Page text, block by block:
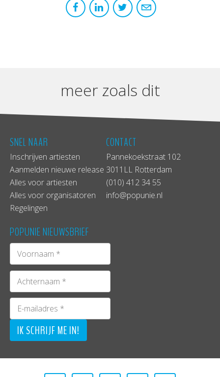
meer zoals dit
SNEL NAAR
Inschrijven artiesten
Aanmelden nieuwe release
Alles voor artiesten
Alles voor organisatoren
Regelingen
CONTACT
Pannekoekstraat 102
3011LL Rotterdam
(010) 412 34 55
info@popunie.nl
POPUNIE NIEUWSBRIEF